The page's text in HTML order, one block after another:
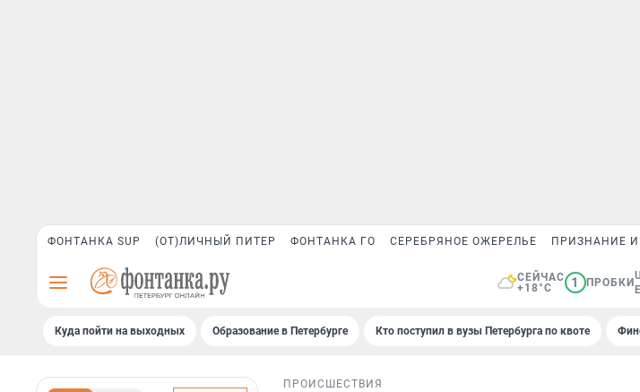
ФОНТАНКА SUP (ОТ)ЛИЧНЫЙ ПИТЕР ФОНТАНКА ГО СЕРЕБРЯНОЕ ОЖЕРЕЛЬЕ ПРИЗНАНИЕ
СЕЙЧАС
+18°C
1 ПРОБКИ
Куда пойти на выходных Образование в Петербурге Кто поступил в вузы Петербурга по квоте
ПРОИСШЕСТВИЯ